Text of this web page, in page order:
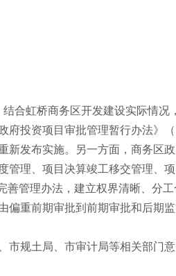
合虹桥商务区开发建设实际情况
府投资项目审批管理暂行办法》
新发布实施。另一方面，商务区
管理、项目决算竣工移交管理、
善管理办法，建立权界清晰、分工
偏重前期审批到前期审批和后期
市规土局、市审计局等相关部门